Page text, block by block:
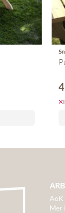
AoK
Mer